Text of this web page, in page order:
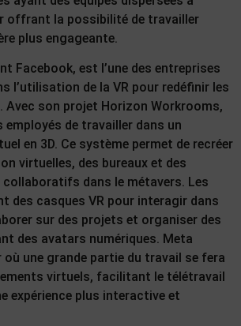
offrant la possibilité de travailler
plus engageante.
Facebook, est l’une des entreprises
l’utilisation de la VR pour redéfinir les
Avec son projet Horizon Workrooms,
employés de travailler dans un
en 3D. Ce système permet de recréer
virtuelles, des bureaux et des
dans le métavers. Les
des casques VR pour interagir dans
sur des projets et organiser des
des avatars numériques. Meta
où une grande partie du travail se fera
virtuels, facilitant le télétravail
expérience plus interactive et